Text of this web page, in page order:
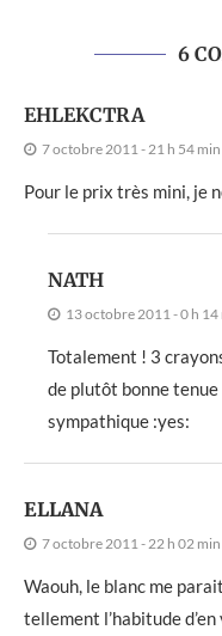
6
EHLEKCTRA
7 octobre 2011 - 21 h 54 min
Pour le prix très mini, je
NATH
13 octobre 2011 - 0 h 14
Totalement ! 3
de plutôt bonne tenue
sympathique :yes:
ELLANA
7 octobre 2011 - 22 h 02 min
Waouh, le blanc me
tellement l’habitude